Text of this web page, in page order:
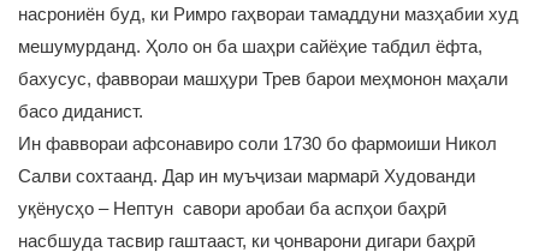
насрониён буд, ки Римро гаҳвораи тамаддуни мазҳабии худ
мешумурданд. Ҳоло он ба шаҳри сайёҳие табдил ёфта,
бахусус, фаввораи машҳури Трев барои меҳмонон маҳали
басо диданист.
Ин фаввораи афсонавиро соли 1730 бо фармоиши Никол
Салви сохтаанд. Дар ин муъҷизаи мармарӣ Худованди
уқёнусҳо – Нептун савори аробаи ба аспҳои баҳрӣ
насбшуда тасвир гаштааст, ки ҷонварони дигари баҳрӣ